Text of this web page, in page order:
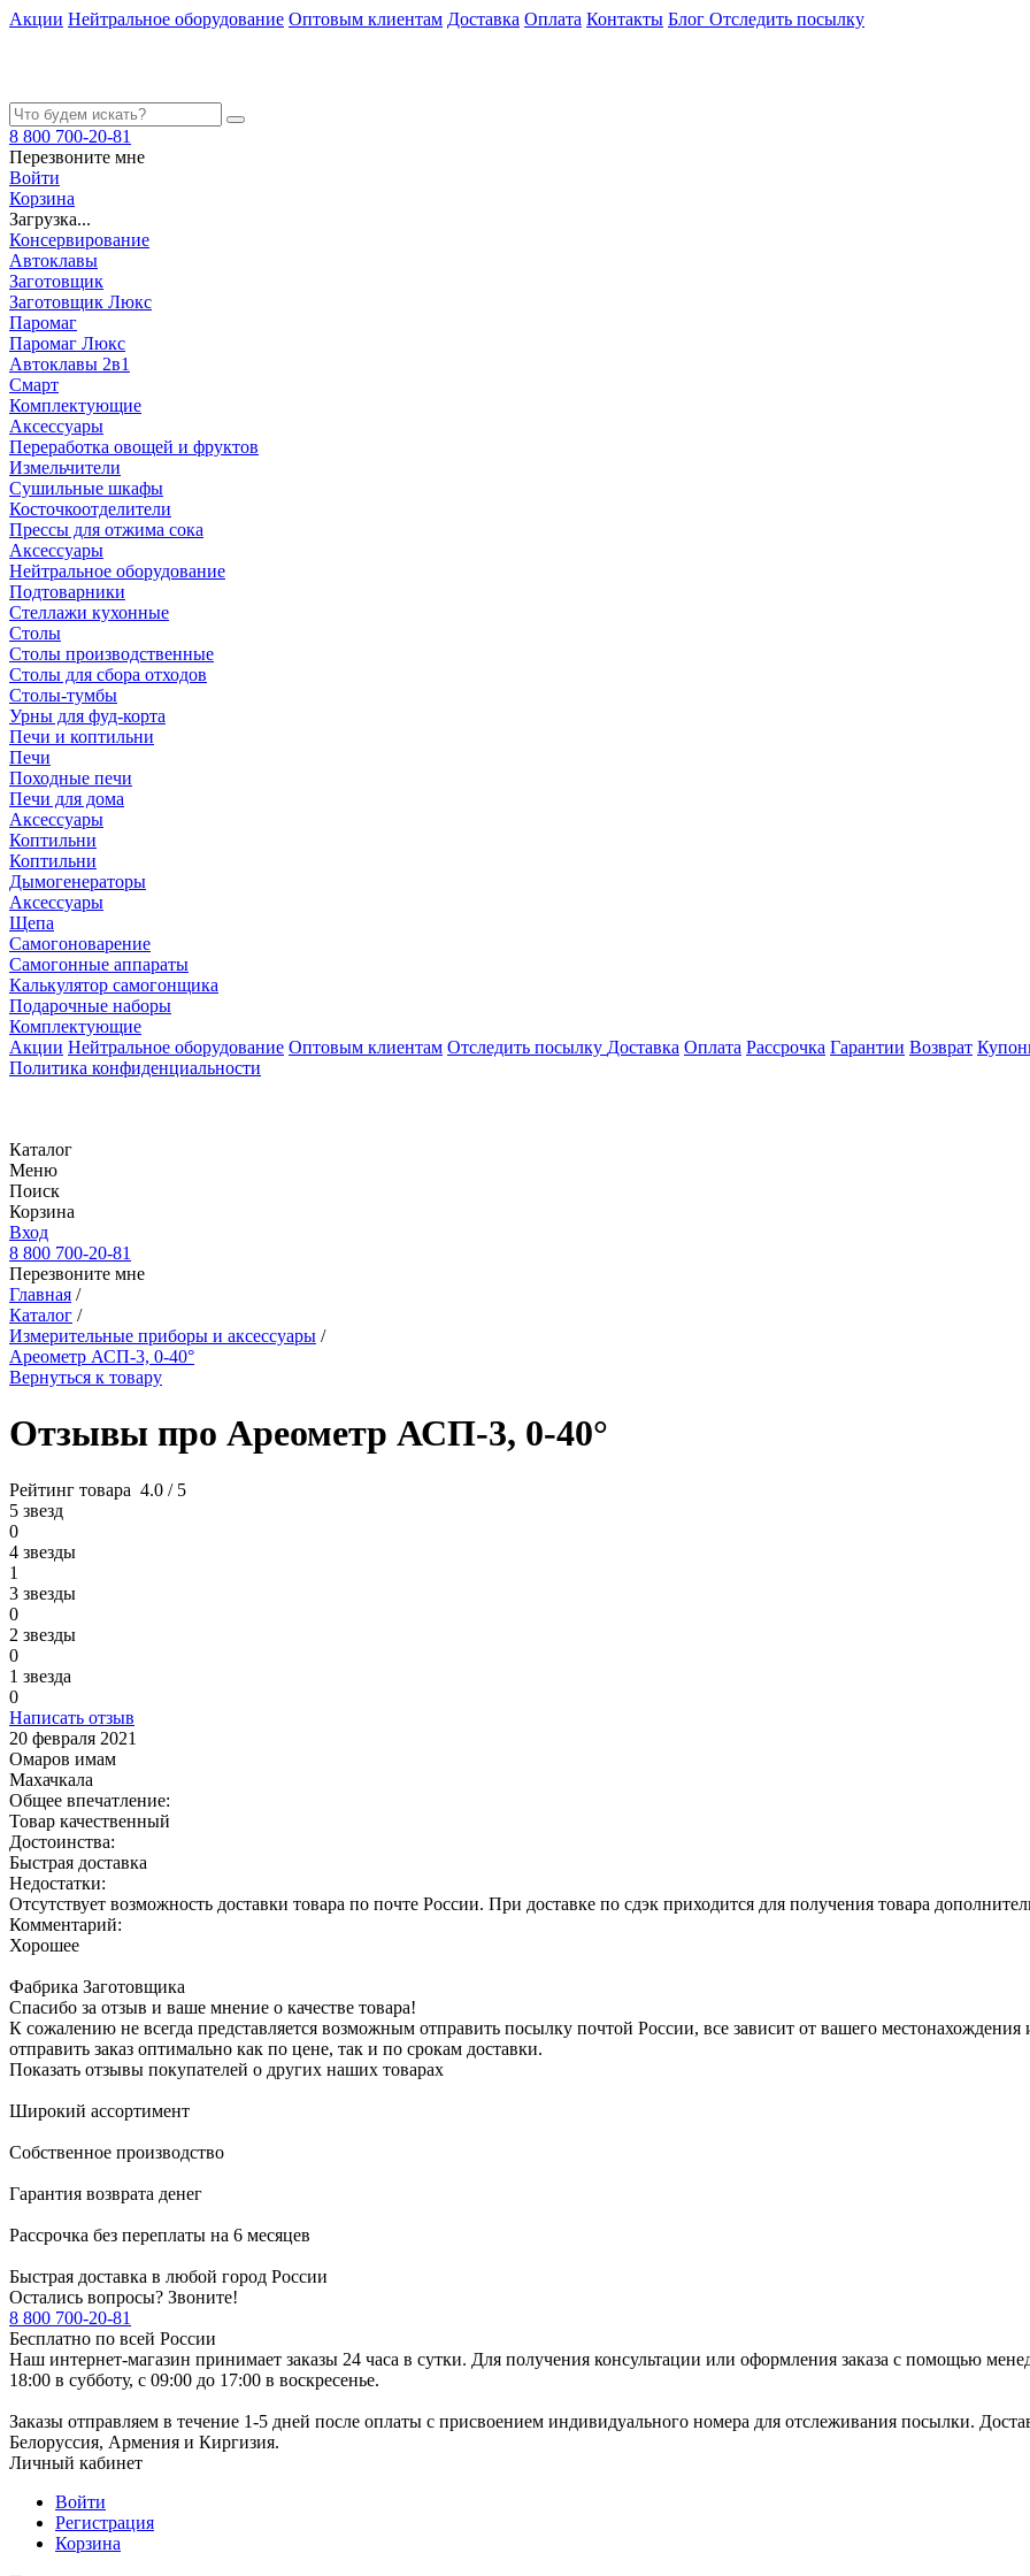
Акции Нейтральное оборудование Оптовым клиентам Доставка Оплата Контакты Блог Отследить посылку
8 800 700-20-81
Перезвоните мне
Войти
Корзина
Загрузка...
Консервирование
Автоклавы
Заготовщик
Заготовщик Люкс
Паромаг
Паромаг Люкс
Автоклавы 2в1
Смарт
Комплектующие
Аксессуары
Переработка овощей и фруктов
Измельчители
Сушильные шкафы
Косточкоотделители
Прессы для отжима сока
Аксессуары
Нейтральное оборудование
Подтоварники
Стеллажи кухонные
Столы
Столы производственные
Столы для сбора отходов
Столы-тумбы
Урны для фуд-корта
Печи и коптильни
Печи
Походные печи
Печи для дома
Аксессуары
Коптильни
Коптильни
Дымогенераторы
Аксессуары
Щепа
Самогоноварение
Самогонные аппараты
Калькулятор самогонщика
Подарочные наборы
Комплектующие
Акции Нейтральное оборудование Оптовым клиентам Отследить посылку Доставка Оплата Рассрочка Гарантии Возврат
Политика конфиденциальности
Каталог
Меню
Поиск
Корзина
Вход
8 800 700-20-81
Перезвоните мне
Главная /
Каталог /
Измерительные приборы и аксессуары /
Ареометр АСП-3, 0-40°
Вернуться к товару
Отзывы про Ареометр АСП-3, 0-40°
Рейтинг товара 4.0 / 5
5 звезд
0
4 звезды
1
3 звезды
0
2 звезды
0
1 звезда
0
Написать отзыв
20 февраля 2021
Омаров имам
Махачкала
Общее впечатление:
Товар качественный
Достоинства:
Быстрая доставка
Недостатки:
Отсутствует возможность доставки товара по почте России. При доставке по сдэк приходится для получения товара
Комментарий:
Хорошее
Фабрика Заготовщика
Спасибо за отзыв и ваше мнение о качестве товара!
К сожалению не всегда представляется возможным отправить посылку почтой России, все зависит от вашего
отправить заказ оптимально как по цене, так и по срокам доставки.
Показать отзывы покупателей о других наших товарах
Широкий ассортимент
Собственное производство
Гарантия возврата денег
Рассрочка без переплаты на 6 месяцев
Быстрая доставка в любой город России
Остались вопросы? Звоните!
8 800 700-20-81
Бесплатно по всей России
Наш интернет-магазин принимает заказы 24 часа в сутки. Для получения консультации или оформления заказа с помощью
18:00 в субботу, с 09:00 до 17:00 в воскресенье.
Заказы отправляем в течение 1-5 дней после оплаты с присвоением индивидуального номера для отслеживания посылки.
Белоруссия, Армения и Киргизия.
Личный кабинет
Войти
Регистрация
Корзина